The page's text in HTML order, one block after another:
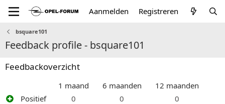
Aanmelden Registreren
bsquare101
Feedback profile - bsquare101
Feedbackoverzicht
1 maand 6 maanden
12 maanden
Positief
0 0
0